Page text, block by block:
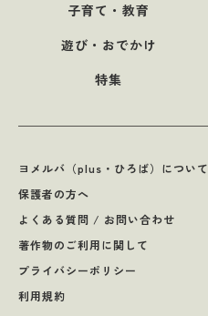
子育て・教育
遊び・おでかけ
特集
ヨメルバ（plus・ひろば）について
保護者の方へ
よくある質問 / お問い合わせ
著作物のご利用に関して
プライバシーポリシー
利用規約